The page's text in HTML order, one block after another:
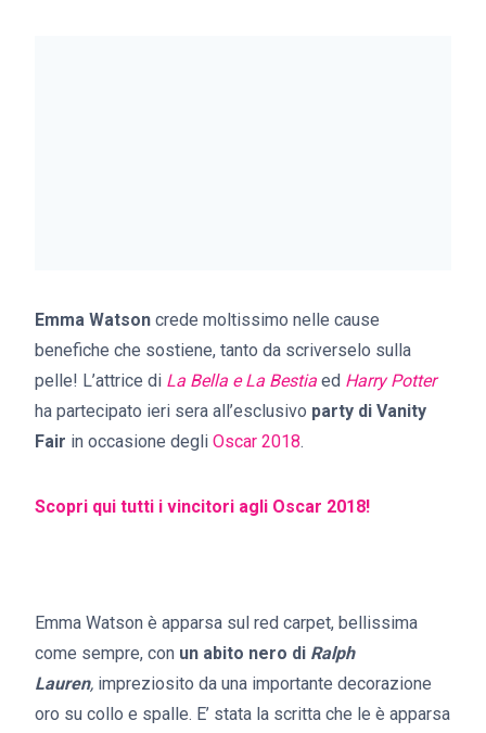
Emma Watson crede moltissimo nelle cause
benefiche che sostiene, tanto da scriverselo sulla
pelle! L’attrice di La Bella e La Bestia ed Harry Potter
ha partecipato ieri sera all’esclusivo party di Vanity
Fair in occasione degli Oscar 2018.
Scopri qui tutti i vincitori agli Oscar 2018!
Emma Watson è apparsa sul red carpet, bellissima
come sempre, con un abito nero di Ralph
Lauren, impreziosito da una importante decorazione
oro su collo e spalle. E’ stata la scritta che le è apparsa